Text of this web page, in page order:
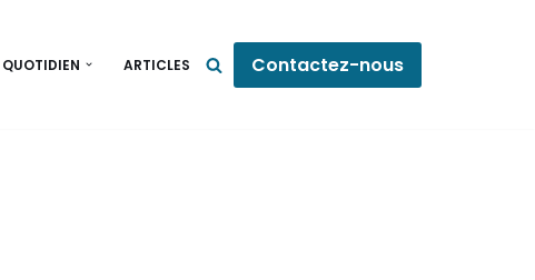
QUOTIDIEN ARTICLES Contactez-nous